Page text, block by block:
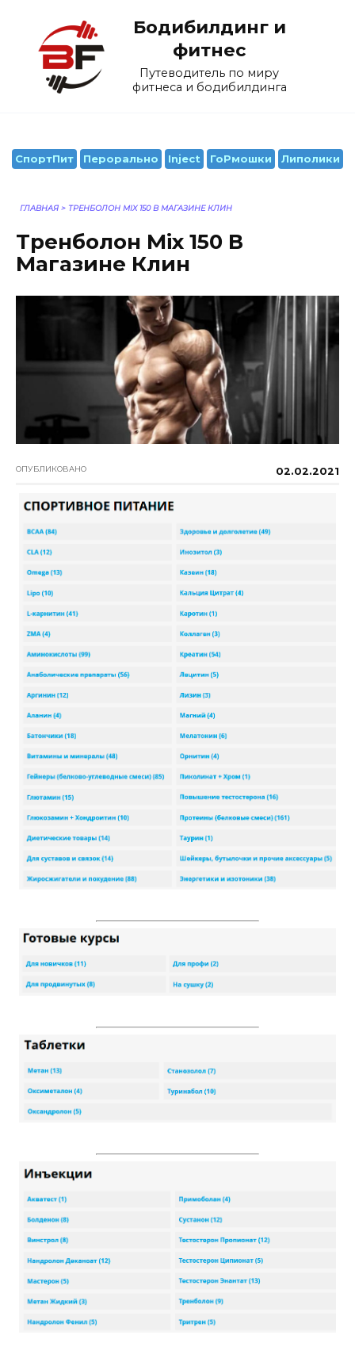
содержанию
Бодибилдинг и
фитнес
Путеводитель по миру
фитнеса и бодибилдинга
СпортПит Перорально Inject ГоРмошки Липолики
ГЛАВНАЯ > ТРЕНБОЛОН MIX 150 В МАГАЗИНЕ КЛИН
Тренболон Mix 150 В
Магазине Клин
ОПУБЛИКОВАНО 02.02.2021